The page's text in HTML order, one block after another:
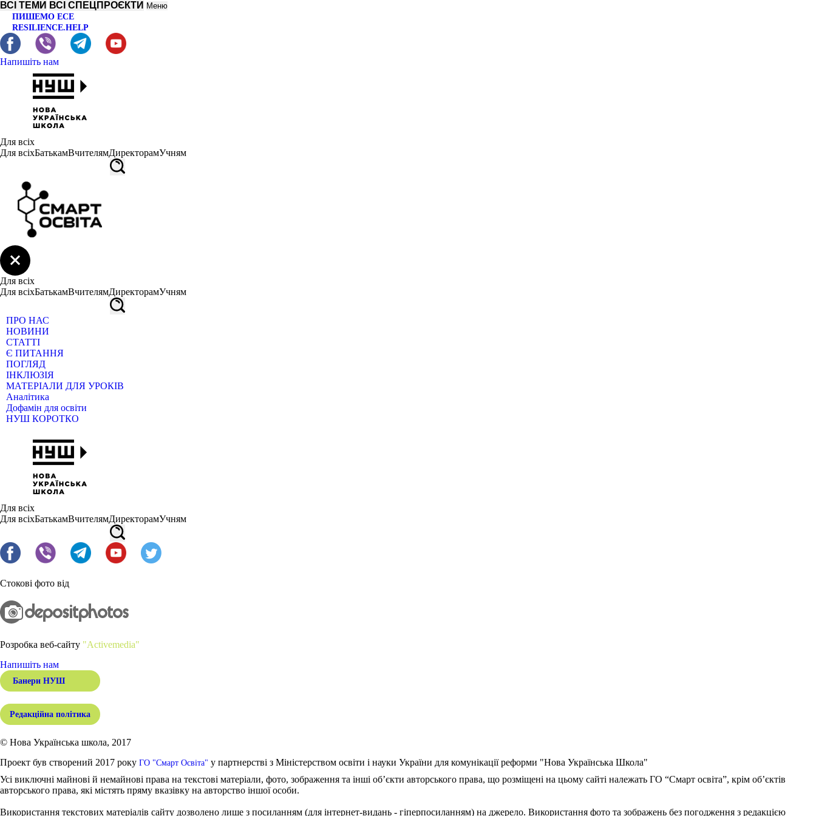
ВСІ ТЕМИ ВСІ СПЕЦПРОЄКТИ Меню
ПИШЕМО ЕСЕ
RESILIENCE.HELP
Напишіть нам
Для всіх
Для всіхБатькамВчителямДиректорамУчням
Для всіх
Для всіхБатькамВчителямДиректорамУчням
ПРО НАС
НОВИНИ
СТАТТІ
Є ПИТАННЯ
ПОГЛЯД
ІНКЛЮЗІЯ
МАТЕРІАЛИ ДЛЯ УРОКІВ
Аналітика
Дофамін для освіти
НУШ КОРОТКО
Для всіх
Для всіхБатькамВчителямДиректорамУчням
Стокові фото від
Розробка веб-сайту "Activemedia"
Напишіть нам
Банери НУШ
Редакційна політика
© Нова Українська школа, 2017
Проект був створений 2017 року ГО "Смарт Освіта" у партнерстві з Міністерством освіти і науки України для комунікації реформи "Нова Українська Школа"
Усі виключні майнові й немайнові права на текстові матеріали, фото, зображення та інші об’єкти авторського права, що розміщені на цьому сайті належать ГО “Смарт освіта”, крім об’єктів
авторського права, які містять пряму вказівку на авторство іншої особи.
Використання текстових матеріалів сайту дозволено лише з посиланням (для інтернет-видань - гіперпосиланням) на джерело. Використання фото та зображень без погодження з редакцією